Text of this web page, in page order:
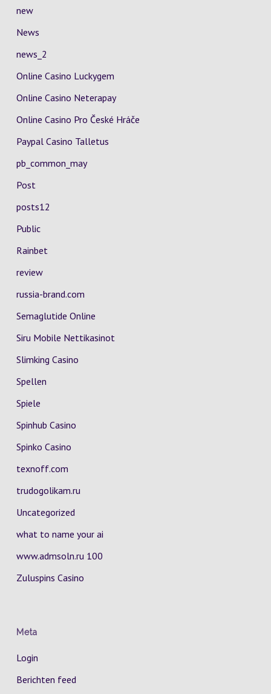
new
News
news_2
Online Casino Luckygem
Online Casino Neterapay
Online Casino Pro České Hráče
Paypal Casino Talletus
pb_common_may
Post
posts12
Public
Rainbet
review
russia-brand.com
Semaglutide Online
Siru Mobile Nettikasinot
Slimking Casino
Spellen
Spiele
Spinhub Casino
Spinko Casino
texnoff.com
trudogolikam.ru
Uncategorized
what to name your ai
www.admsoln.ru 100
Zuluspins Casino
Meta
Login
Berichten feed